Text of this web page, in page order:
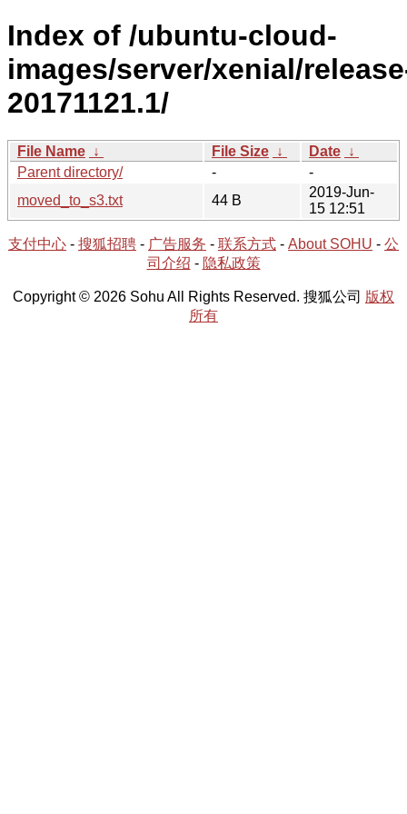
Index of /ubuntu-cloud-
images/server/xenial/
20171121.1/
File Name ↓ File Size ↓ Date ↓
Parent directory/
-
-
moved_to_s3.txt
44 B
2019-Jun-
15 12:51
支付中心 - 搜狐招聘 - 广告服务 - 联系方式 - About SOHU - 公
司介绍 - 隐私政策
Copyright © 2026 Sohu All Rights Reserved. 搜狐公司 版权
所有